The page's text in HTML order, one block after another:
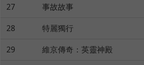
27
事故故事
28
特麗獨行
29
維京傳奇：英靈神殿